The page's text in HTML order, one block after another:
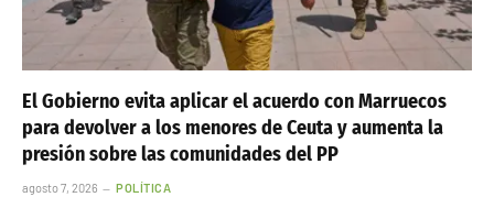
El Gobierno evita aplicar el acuerdo con Marruecos
para devolver a los menores de Ceuta y aumenta la
presión sobre las comunidades del PP
agosto 7, 2026 POLÍTICA